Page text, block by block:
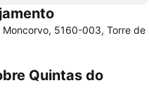
Moncorvo, 5160-003, Torre de
Quintas do